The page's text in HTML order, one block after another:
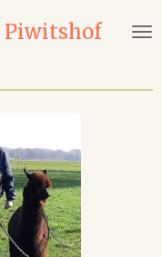
Piwitshof